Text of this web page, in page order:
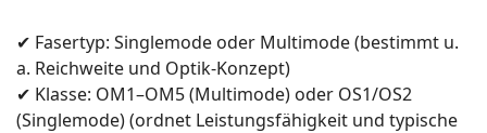
✔ Fasertyp: Singlemode oder Multimode (bestimmt u.
a. Reichweite und Optik-Konzept)
✔ Klasse: OM1–OM5 (Multimode) oder OS1/OS2
(Singlemode) (ordnet Leistungsfähigkeit und typische